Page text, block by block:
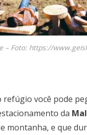
– Foto: https://
refúgio você pode
da
montanha, e que